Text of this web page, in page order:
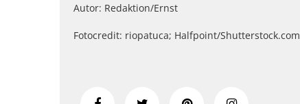
Autor: Redaktion/Ernst
Fotocredit: riopatuca; Halfpoint/Shutterstock.com